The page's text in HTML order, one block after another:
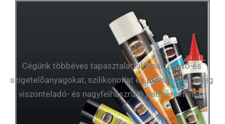
Cégünk többéves tapasztalattal kínál tömítő-és
szigetelőanyagokat, szilikonokat és purhabokat, főleg
viszonteladó- és nagyfelhasználó partnereinknek.